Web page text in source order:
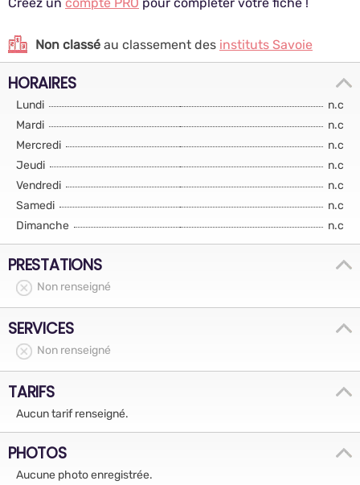
Non classé au classement des instituts Savoie
HORAIRES
Lundi
n.c
Mardi
n.c
Mercredi
n.c
Jeudi
n.c
Vendredi
n.c
Samedi
n.c
Dimanche
n.c
PRESTATIONS
Non renseigné
SERVICES
Non renseigné
TARIFS
Aucun tarif renseigné.
PHOTOS
Aucune photo enregistrée.